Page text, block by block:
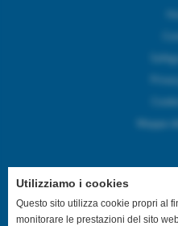
Mappa
SEGUICI SUI
Utilizziamo i cookies
Questo sito utilizza cookie propri al
monitorare le prestazioni del sito